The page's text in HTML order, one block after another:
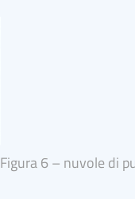
Figura 6 – nuvole di